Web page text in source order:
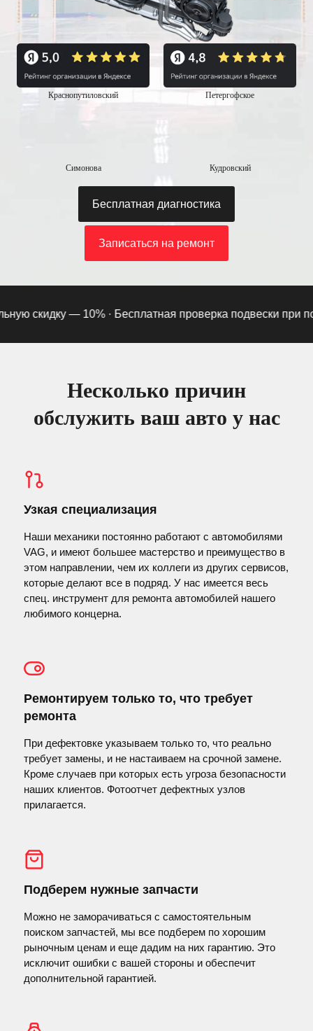
Краснопутиловский Петергофское
Симонова Кудровский
Бесплатная диагностика
Записаться на ремонт
скидку — 10% ·Бесплатная проверка подвески при
Несколько причин
обслужить ваш авто у нас
Узкая специализация
Наши механики постоянно работают с автомобилями
VAG, и имеют большее мастерство и преимущество в
этом направлении, чем их коллеги из других сервисов,
которые делают все в подряд. У нас имеется весь
спец. инструмент для ремонта автомобилей нашего
любимого концерна.
Ремонтируем только то, что требует
ремонта
При дефектовке указываем только то, что реально
требует замены, и не настаиваем на срочной замене.
Кроме случаев при которых есть угроза безопасности
наших клиентов. Фотоотчет дефектных узлов
прилагается.
Подберем нужные запчасти
Можно не заморачиваться с самостоятельным
поиском запчастей, мы все подберем по хорошим
рыночным ценам и еще дадим на них гарантию. Это
исключит ошибки с вашей стороны и обеспечит
дополнительной гарантией.